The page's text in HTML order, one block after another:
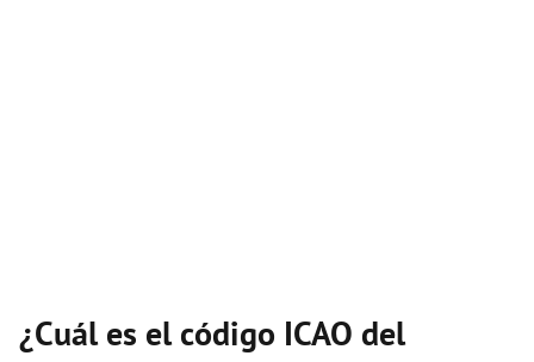
¿Cuál es el código ICAO del